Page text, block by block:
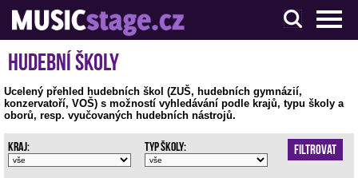
S muzikanty pro muzikanty
Hudební školy
Ucelený přehled hudebních škol (ZUŠ, hudebních gymnázií,
konzervatoří, VOŠ) s možností vyhledávání podle krajů, typu školy a
oborů, resp. vyučovaných hudebních nástrojů.
Filtrovat
Kraj: Typ školy: